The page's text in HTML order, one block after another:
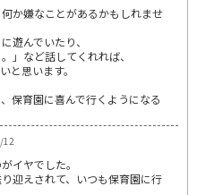
か嫌なことがあるかもしれませ
遊んでいたり、
」など話してくれれば、
と思います。
保育園に喜んで行くようになる
12
イヤでした。
迎えされて、いつも保育園に行